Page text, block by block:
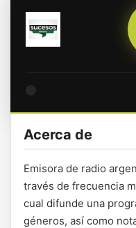
Acerca de
Emisora de radio
través de frecuencia
cual difunde una
géneros, así como